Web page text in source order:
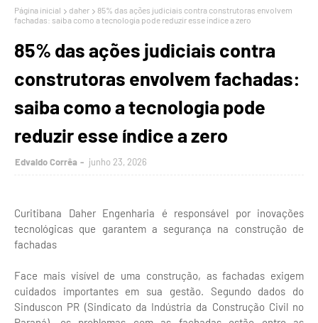
Página inicial daher
85% das ações judiciais contra construtoras envolvem
fachadas: saiba como a tecnologia pode reduzir esse índice a zero
85% das ações judiciais contra
construtoras envolvem fachadas:
saiba como a tecnologia pode
reduzir esse índice a zero
Edvaldo Corrêa junho 23, 2026
Curitibana Daher Engenharia é responsável por inovações
tecnológicas que garantem a segurança na construção de
fachadas
Face mais visível de uma construção, as fachadas exigem
cuidados importantes em sua gestão. Segundo dados do
Sinduscon PR (Sindicato da Indústria da Construção Civil no